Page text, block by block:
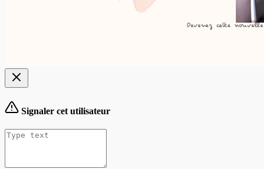
Signaler cet utilisateur